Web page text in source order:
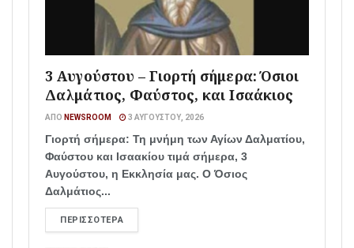
3 Αυγούστου – Γιορτή σήμερα: Όσιοι
Δαλμάτιος, Φαύστος, και Ισαάκιος
ΑΠΌ NEWSROOM 3 ΑΥΓΟΎΣΤΟΥ, 2026
Γιορτή σήμερα: Τη μνήμη των Αγίων Δαλματίου,
Φαύστου και Ισαακίου τιμά σήμερα, 3
Αυγούστου, η Εκκλησία μας. Ο Όσιος
Δαλμάτιος...
ΠΕΡΙΣΣΌΤΕΡΑ